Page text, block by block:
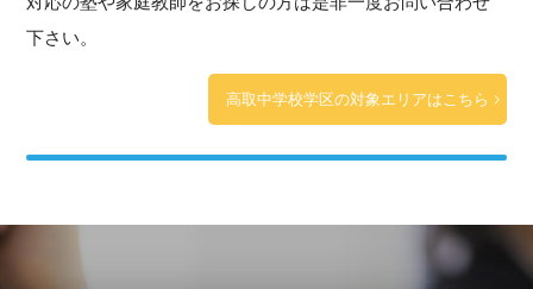
下さい。
高取中学校学区の対象エリアはこちら